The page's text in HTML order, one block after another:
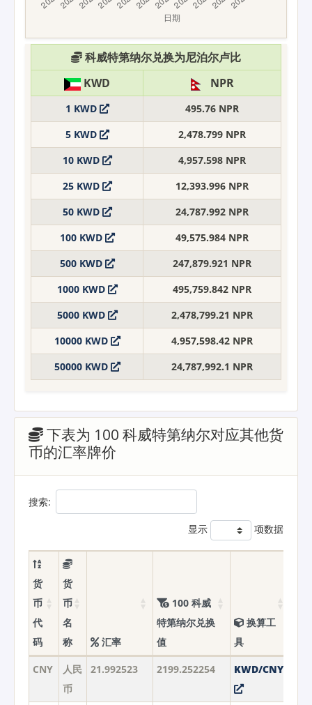
科威特第纳尔兑换为尼泊尔卢比
KWD
NPR
1 KWD
495.76 NPR
5 KWD
2,478.799 NPR
10 KWD
4,957.598 NPR
25 KWD
12,393.996 NPR
50 KWD
24,787.992 NPR
100 KWD
49,575.984 NPR
500 KWD
247,879.921 NPR
1000 KWD
495,759.842 NPR
5000 KWD
2,478,799.21 NPR
10000 KWD
4,957,598.42 NPR
50000 KWD
24,787,992.1 NPR
下表为 100 科威特第纳尔对应其他货
币的汇率牌价
搜索:
显示 项数据
货
币
代
码
货
币
名
称
汇率
100 科威
特第纳尔兑换
值
换算工
具
CNY
人民
币
21.992523 2199.252254 KWD/CNY